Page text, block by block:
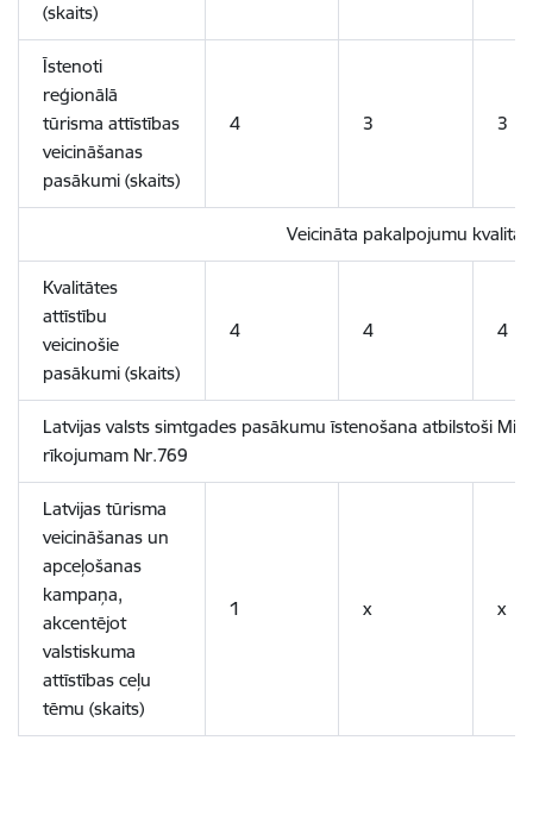
(skaits)
Īstenoti
reģionālā
tūrisma attīstības
veicināšanas
pasākumi (skaits)
4 3 3
Veicināta pakalpojumu
Kvalitātes
attīstību
veicinošie
pasākumi (skaits)
4 4 4
Latvijas valsts simtgades pasākumu īstenošana atbilstoši
rīkojumam Nr.769
Latvijas tūrisma
veicināšanas un
apceļošanas
kampaņa,
akcentējot
valstiskuma
attīstības ceļu
tēmu (skaits)
1 x x